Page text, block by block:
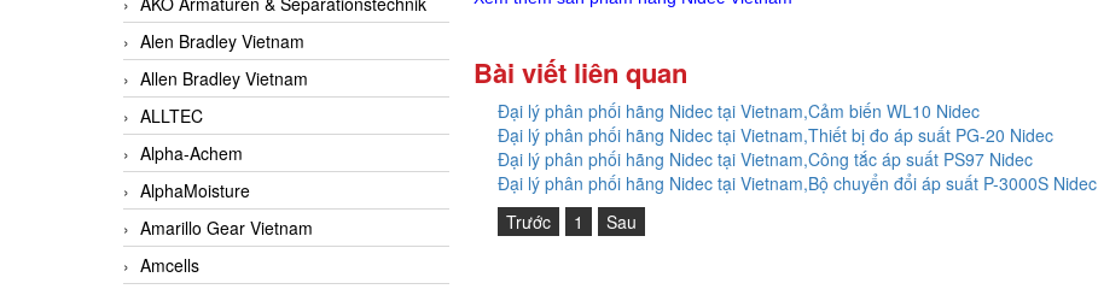
Alen Bradley Vietnam
Allen Bradley Vietnam
ALLTEC
Alpha-Achem
AlphaMoisture
Amarillo Gear Vietnam
Amcells
Bài viết liên quan
Đại lý phân phối hãng Nidec tại Vietnam,Cảm biến WL10 Nidec
Đại lý phân phối hãng Nidec tại Vietnam,Thiết bị đo áp suất PG-20 Nidec
Đại lý phân phối hãng Nidec tại Vietnam,Công tắc áp suất PS97 Nidec
Đại lý phân phối hãng Nidec tại Vietnam,Bộ chuyển đổi áp suất P-3000S Nidec
Trước
1 Sau